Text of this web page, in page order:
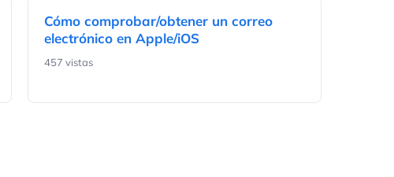
Cómo comprobar/obtener un correo
electrónico en Apple/iOS
457 vistas